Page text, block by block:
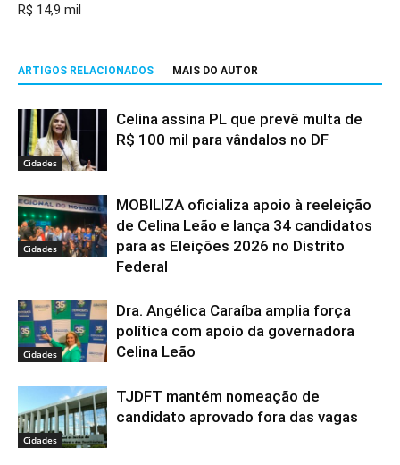
R$ 14,9 mil
ARTIGOS RELACIONADOS MAIS DO AUTOR
Cidades
Celina assina PL que prevê multa de
R$ 100 mil para vândalos no DF
Cidades
MOBILIZA oficializa apoio à reeleição
de Celina Leão e lança 34 candidatos
para as Eleições 2026 no Distrito
Federal
Cidades
Dra. Angélica Caraíba amplia força
política com apoio da governadora
Celina Leão
Cidades
TJDFT mantém nomeação de
candidato aprovado fora das vagas